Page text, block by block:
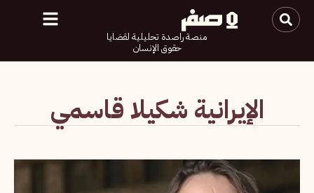
منصة راصدة تحليلية لقضايا
حقوق الإنسان
الإيرانية شكيلا قاسمي